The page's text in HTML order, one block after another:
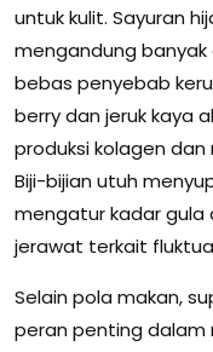
untuk kulit. Sayuran
mengandung
bebas penyebab
berry dan jeruk kaya
produksi kolagen
Biji-bijian utuh
mengatur kadar gula
jerawat terkait
Selain pola makan,
peran penting dalam